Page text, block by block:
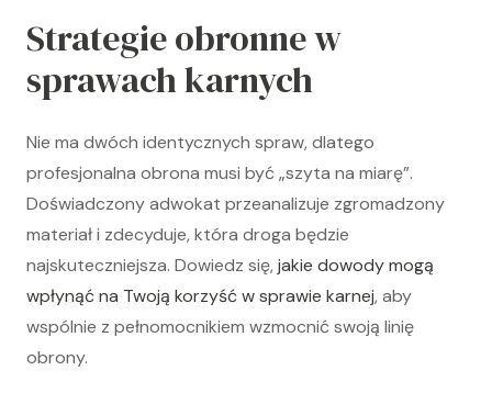
Strategie obronne w
sprawach karnych
Nie ma dwóch identycznych spraw, dlatego
profesjonalna obrona musi być „szyta na miarę”.
Doświadczony adwokat przeanalizuje zgromadzony
materiał i zdecyduje, która droga będzie
najskuteczniejsza. Dowiedz się, jakie dowody mogą
wpłynąć na Twoją korzyść w sprawie karnej, aby
wspólnie z pełnomocnikiem wzmocnić swoją linię
obrony.